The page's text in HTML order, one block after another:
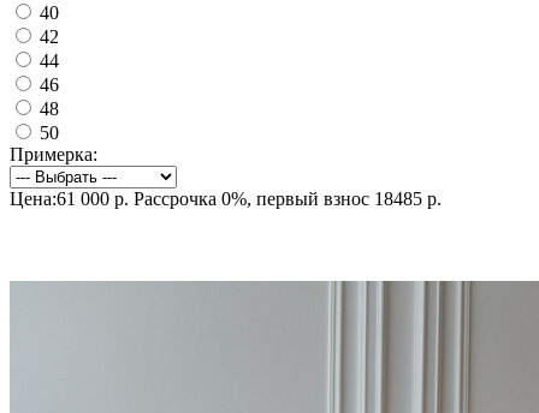
40
42
44
46
48
50
Примерка:
Цена:61 000 р. Рассрочка 0%, первый взнос 18485 р.